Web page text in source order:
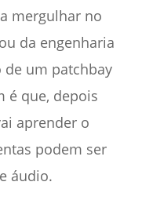
mergulhar no
da engenharia
de um patchbay
é que, depois
aprender o
podem ser
áudio.